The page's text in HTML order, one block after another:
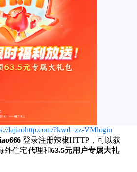
lajiaohttp.com/?kwd=zz-VMlogin
登录注册辣椒HTTP ，可以获
外住宅代理和63.5元用户专属大礼